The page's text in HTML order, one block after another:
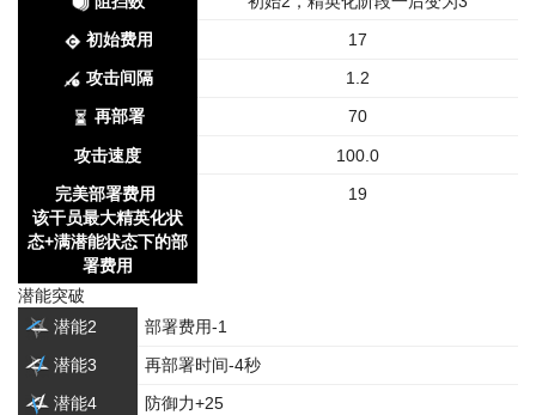
初始费用 17
攻击间隔 1.2
再部署 70
攻击速度 100.0
完美部署费用
该干员最大精英化状
态+满潜能状态下的部
署费用
19
潜能突破
潜能2
部署费用-1
潜能3 再部署时间-4秒
潜能4 防御力+25